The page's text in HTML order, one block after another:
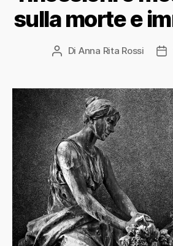
sulla morte e
Autore
Di Anna Rita Rossi